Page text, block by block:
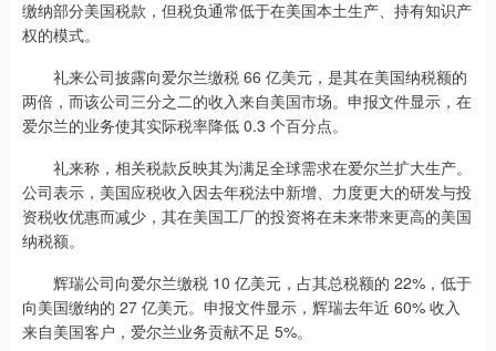
缴纳部分美国税款，但税负通常低于在美国本土生产、持有知识产
权的模式。
礼来公司披露向爱尔兰缴税 66 亿美元，是其在美国纳税额的
两倍，而该公司三分之二的收入来自美国市场。申报文件显示，在
爱尔兰的业务使其实际税率降低 0.3 个百分点。
礼来称，相关税款反映其为满足全球需求在爱尔兰扩大生产。
公司表示，美国应税收入因去年税法中新增、力度更大的研发与投
资税收优惠而减少，其在美国工厂的投资将在未来带来更高的美国
纳税额。
辉瑞公司向爱尔兰缴税 10 亿美元，占其总税额的 22%，低于
向美国缴纳的 27 亿美元。申报文件显示，辉瑞去年近 60% 收入
来自美国客户，爱尔兰业务贡献不足 5%。